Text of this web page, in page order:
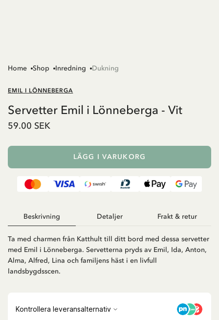
Home Shop Inredning Dukning
EMIL I LÖNNEBERGA
Servetter Emil i Lönneberga - Vit
59.00 SEK
LÄGG I VARUKORG
Beskrivning Detaljer Frakt & retur
Ta med charmen från Katthult till ditt bord med dessa servetter
med Emil i Lönneberga. Servetterna pryds av Emil, Ida, Anton,
Alma, Alfred, Lina och familjens häst i en livfull
landsbygdsscen.